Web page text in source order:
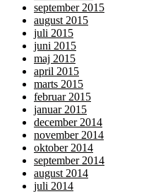
september 2015
august 2015
juli 2015
juni 2015
maj 2015
april 2015
marts 2015
februar 2015
januar 2015
december 2014
november 2014
oktober 2014
september 2014
august 2014
juli 2014